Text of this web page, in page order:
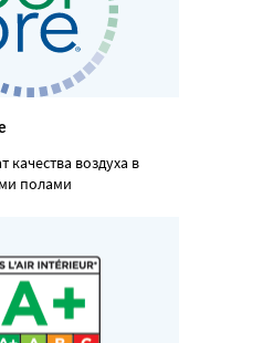
качества воздуха в
полами